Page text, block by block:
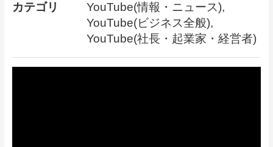
カテゴリ
YouTube(情報・ニュース),
YouTube(ビジネス全般),
YouTube(社長・起業家・経営者)